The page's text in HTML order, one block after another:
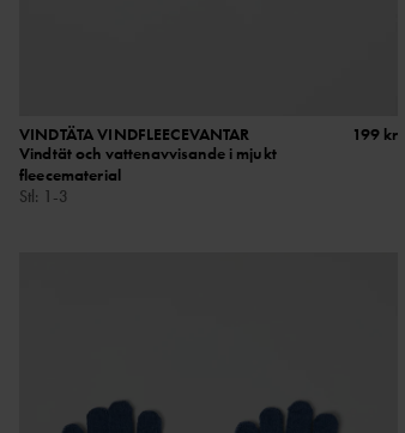
VINDTÄTA VINDFLEECEVANTAR
Vindtät och vattenavvisande i mjukt
fleecematerial
Stl: 1-3
199 kr